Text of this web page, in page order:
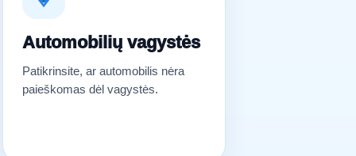
Automobilių vagystės
Patikrinsite, ar automobilis nėra
paieškomas dėl vagystės.